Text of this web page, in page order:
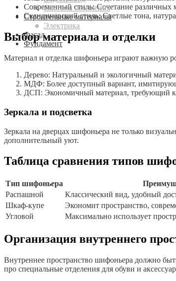
Система отопления
Строительные материалы
Электрика
Фасад
Фундамент
Современный стиль: Сочетание различных
Скандинавский стиль: Светлые тона,
Выбор материала и отделки
Материал и отделка шифоньера играют важную
Дерево: Натуральный и экологичный
МДФ: Более доступный вариант,
ДСП: Экономичный материал, требующий
Зеркала и подсветка
Зеркала на дверцах шифоньера не только
дополнительный уют.
Таблица сравнения типов
Тип шифоньера
Распашной
Классический вид, удобный
Шкаф-купе
Экономит пространство,
Угловой
Максимально использует
Организация внутреннего
Внутреннее пространство шифоньера должно
про специальные отделения для обуви и